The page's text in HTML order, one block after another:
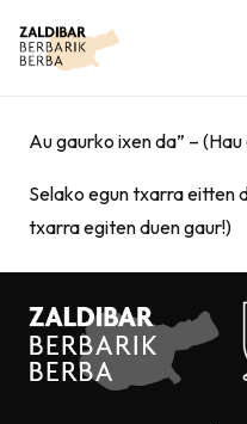
Au gaurko ixen da” –
Selako egun txarra eitten
txarra egiten duen gaur!)